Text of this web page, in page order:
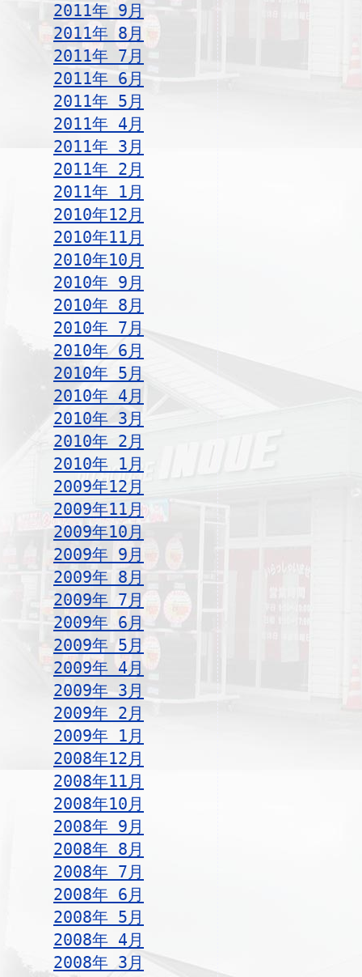
2011年 9月
2011年 8月
2011年 7月
2011年 6月
2011年 5月
2011年 4月
2011年 3月
2011年 2月
2011年 1月
2010年12月
2010年11月
2010年10月
2010年 9月
2010年 8月
2010年 7月
2010年 6月
2010年 5月
2010年 4月
2010年 3月
2010年 2月
2010年 1月
2009年12月
2009年11月
2009年10月
2009年 9月
2009年 8月
2009年 7月
2009年 6月
2009年 5月
2009年 4月
2009年 3月
2009年 2月
2009年 1月
2008年12月
2008年11月
2008年10月
2008年 9月
2008年 8月
2008年 7月
2008年 6月
2008年 5月
2008年 4月
2008年 3月